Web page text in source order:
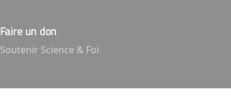
Faire un don
Soutenir Science & Foi